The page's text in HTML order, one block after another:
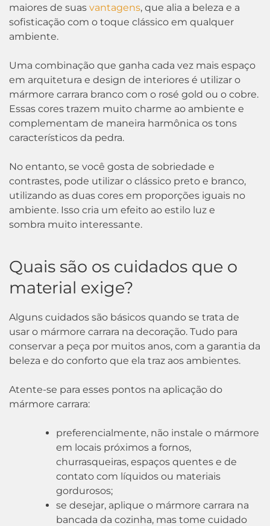
maiores de suas vantagens, que alia a beleza e a
sofisticação com o toque clássico em qualquer
ambiente.
Uma combinação que ganha cada vez mais espaço
em arquitetura e design de interiores é utilizar o
mármore carrara branco com o rosé gold ou o cobre.
Essas cores trazem muito charme ao ambiente e
complementam de maneira harmônica os tons
característicos da pedra.
No entanto, se você gosta de sobriedade e
contrastes, pode utilizar o clássico preto e branco,
utilizando as duas cores em proporções iguais no
ambiente. Isso cria um efeito ao estilo luz e
sombra muito interessante.
Quais são os cuidados que o
material exige?
Alguns cuidados são básicos quando se trata de
usar o mármore carrara na decoração. Tudo para
conservar a peça por muitos anos, com a garantia da
beleza e do conforto que ela traz aos ambientes.
Atente-se para esses pontos na aplicação do
mármore carrara:
preferencialmente, não instale o mármore
em locais próximos a fornos,
churrasqueiras, espaços quentes e de
contato com líquidos ou materiais
gordurosos;
se desejar, aplique o mármore carrara na
bancada da cozinha, mas tome cuidado